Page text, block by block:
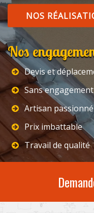
NOS
Nos
Devis et
Sans engagement
Artisan passionné
Prix imbattable
Travail de qualité